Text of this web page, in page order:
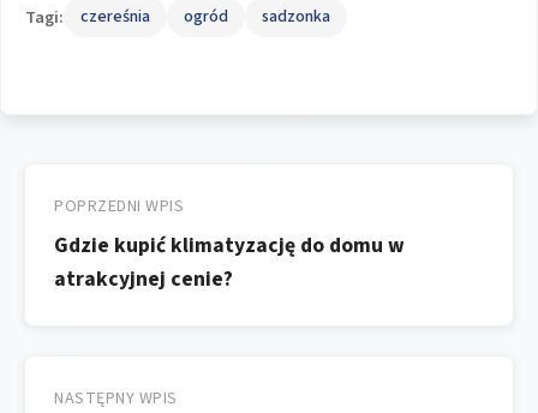
Tagi: czereśnia ogród sadzonka
wpisu
POPRZEDNI WPIS
Gdzie kupić klimatyzację do domu w
atrakcyjnej cenie?
NASTĘPNY WPIS